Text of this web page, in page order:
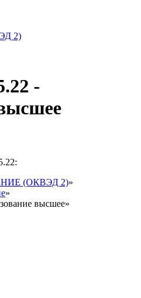
2)
-
(ОКВЭД 2)»
»
высшее»